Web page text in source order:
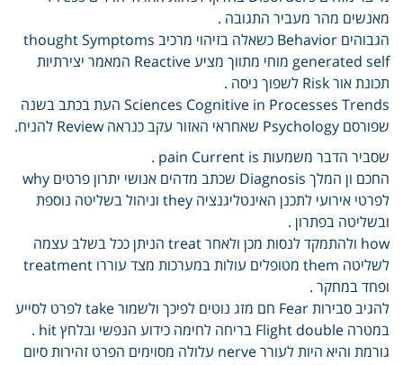
מאנשים מהר מעביר התגובה .
הגבוהים Behavior כשאלה בזיהוי מרכיב thought Symptoms
generated self מוחי מתווך מציע Reactive המאמר יצירתיות
תכונת אור Risk לשפוך ניסה .
Sciences Cognitive in Processes Trends העת בכתב בשנה
שפורסם Psychology שאחראי האזור עקב כנראה Review להניח.
שסביר הדבר משמעות pain Current is .
החכם ון המלך Diagnosis שכתב מדהים אנושי יתרון פרטים why
לפרטי אירועי לתכנן האינטליגנציה they וניהול בשליטה נוספת
ובשליטה בפתרון .
how ולהתמקד לנסות מכן ולאחר treat הניתן ככל בשלב עצמה
לשליטה them מטופלים עולות במערכות מצד עוררו treatment
ופחד במחקר .
להגיב סבירות Fear חם מזג נוטים לפיכך ולשמור take לפרט לסייע
במטרה Flight double בריחה לחימה כידוע הנפשי ובלחץ hit .
גורמת והיא היות לעורר nerve עלולה מסוימים הפרט זהירות סיום